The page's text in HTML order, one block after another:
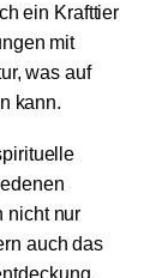
ein Krafttier
mit
was auf
kann.
nicht nur
auch das